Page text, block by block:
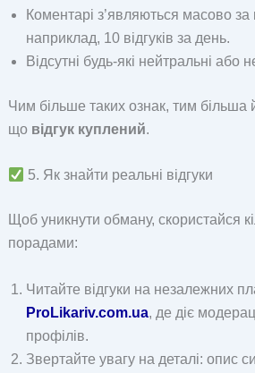
Коментарі з’являються масово
наприклад, 10 відгуків за день.
Відсутні будь-які нейтральні або
Чим більше таких ознак, тим більша
що відгук куплений.
5. Як знайти реальні відгуки
Щоб уникнути обману, скористайся
порадами:
Читайте відгуки на незалежних
ProLikariv.com.ua, де діє
профілів.
Звертайте увагу на деталі: опис